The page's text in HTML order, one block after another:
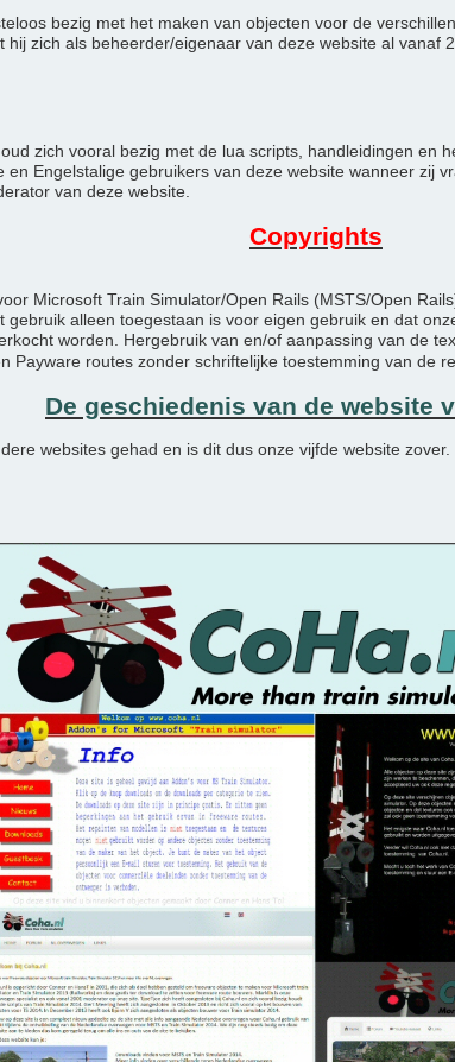
bezig met het maken van objecten voor de
zich als beheerder/eigenaar van deze website al
zich vooral bezig met de lua scripts, handleidingen en
Engelstalige gebruikers van deze website wanneer zij
van deze website.
Copyrights
Microsoft Train Simulator/Open Rails (MSTS/Open
alleen toegestaan is voor eigen gebruik en dat
worden. Hergebruik van en/of aanpassing van de
Payware routes zonder schriftelijke toestemming van de
De geschiedenis van de website
websites gehad en is dit dus onze vijfde website